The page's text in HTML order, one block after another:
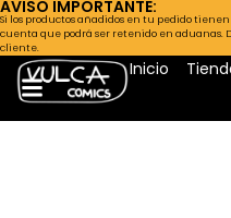
AVISO IMPORTANTE:
Si los productos añadidos en tu pedido
cuenta que podrá ser retenido en aduanas.
cliente.
Inicio